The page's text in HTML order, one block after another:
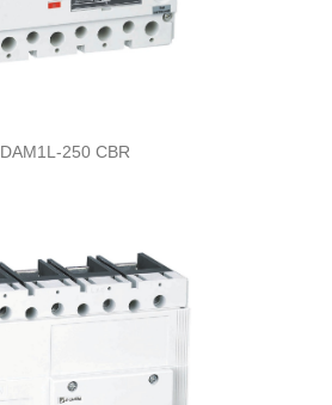
DAM1L-250 CBR